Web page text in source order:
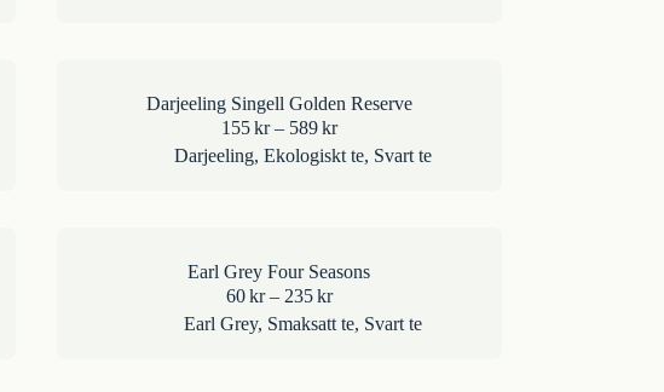
Darjeeling Singell Golden Reserve
155kr – 589krPrisintervall:
155kr
Darjeeling,Ekologiskt te, Svart te
Earl Grey Four Seasons
60kr – 235krPrisintervall:
60kr
Earl Grey, Smaksatt te, Svart te